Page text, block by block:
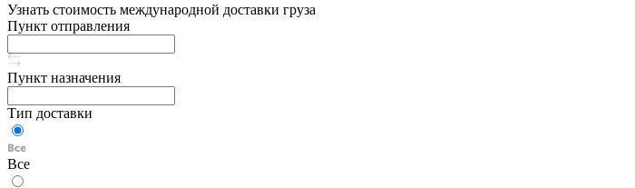
Узнать стоимость международной доставки груза
Пункт отправления
Пункт назначения
Тип доставки
Все